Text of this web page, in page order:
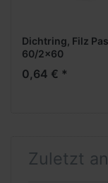
Dichtring, Filz
60/2x60
0,64 € *
Zuletzt